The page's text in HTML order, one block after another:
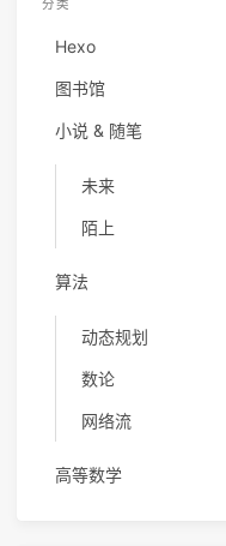
分类
Hexo
图书馆
小说 & 随笔
未来
陌上
算法
动态规划
数论
网络流
高等数学